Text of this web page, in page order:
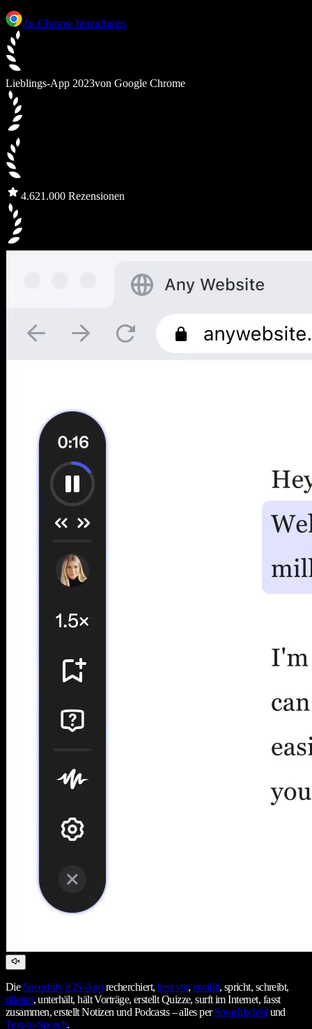
Zu Chrome hinzufügen
Lieblings-App 2023von Google Chrome
4.621.000 Rezensionen
Die Speechify iOS-Apprecherchiert, liest vor, erzählt, spricht, schreibt,
diktiert, unterhält, hält Vorträge, erstellt Quizze, surft im Internet, fasst
zusammen, erstellt Notizen und Podcasts – alles perSprachbefehlund
Text-to-Speech.